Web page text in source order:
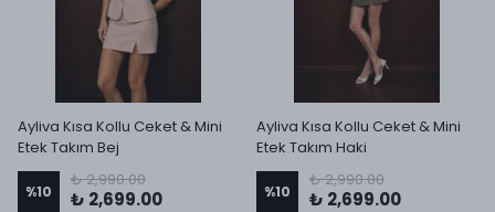
Ayliva Kısa Kollu Ceket & Mini
Etek Takım Bej
%10
₺ 2,990.00
₺ 2,699.00
Ayliva Kısa Kollu Ceket & Mini
Etek Takım Haki
%10
₺ 2,990.00
₺ 2,699.00